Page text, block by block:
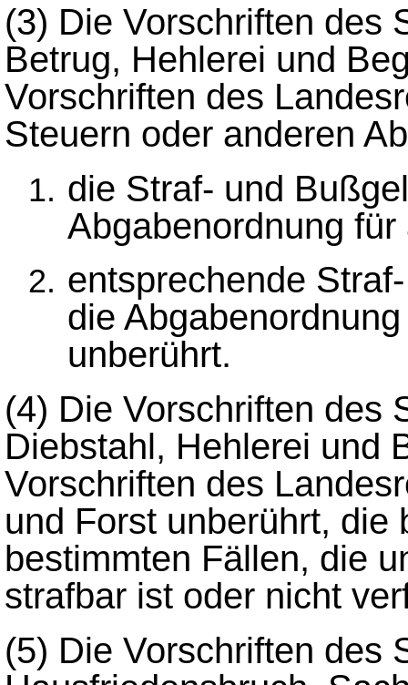
(3) Die Vorschriften des
Betrug, Hehlerei und
Vorschriften des
Steuern oder anderen
die Straf- und
Abgabenordnung
entsprechende
die
unberührt.
(4) Die Vorschriften des
Diebstahl, Hehlerei und
Vorschriften des
und Forst unberührt, die
bestimmten Fällen, die
strafbar ist oder nicht
(5) Die Vorschriften des